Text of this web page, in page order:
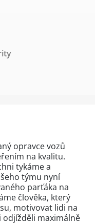
opravce vozů
na kvalitu.
tykáme a
týmu nyní
parťáka na
člověka, který
motivovat lidi na
odjížděli maximálně